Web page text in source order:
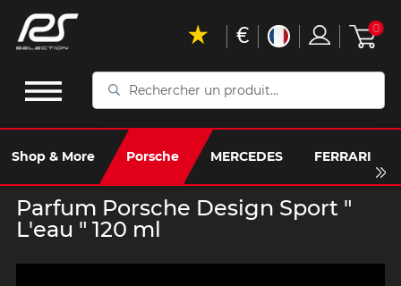
Rechercher
produit...
Shop & More Porsche MERCEDES FERRARI
€ 0
Parfum Porsche Design Sport "
L'eau " 120 ml